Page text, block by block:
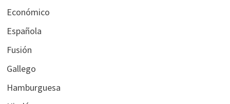
Económico
Española
Fusión
Gallego
Hamburguesa